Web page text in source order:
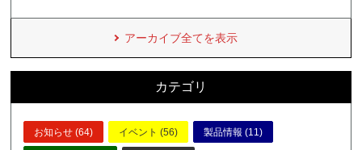
アーカイブ全てを表示
カテゴリ
お知らせ (64) イベント (56) 製品情報 (11)